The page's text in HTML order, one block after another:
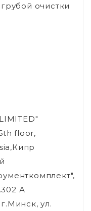
очистки
floor,
А
ул.